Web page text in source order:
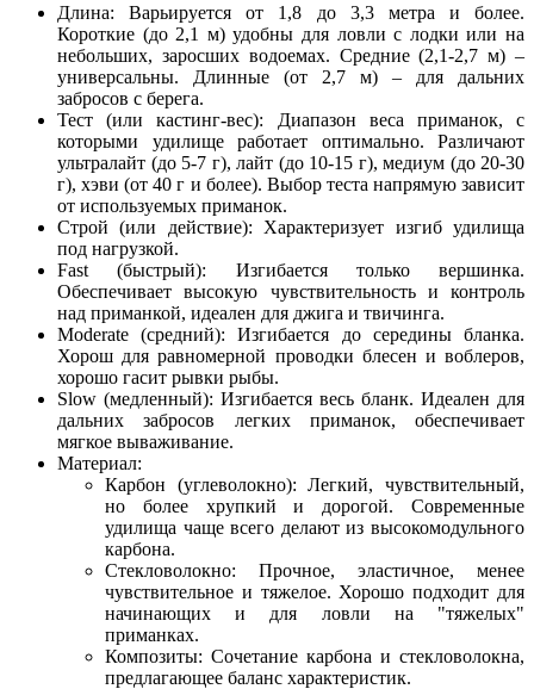
Длина: Варьируется от 1,8 до 3,3 метра и более.
Короткие (до 2,1 м) удобны для ловли с лодки или на
небольших, заросших водоемах. Средние (2,1-2,7 м) –
универсальны. Длинные (от 2,7 м) – для дальних
забросов с берега.
Тест (или кастинг-вес): Диапазон веса приманок, с
которыми удилище работает оптимально. Различают
ультралайт (до 5-7 г), лайт (до 10-15 г), медиум (до 20-30
г), хэви (от 40 г и более). Выбор теста напрямую зависит
от используемых приманок.
Строй (или действие): Характеризует изгиб удилища
под нагрузкой.
Fast (быстрый): Изгибается только вершинка.
Обеспечивает высокую чувствительность и контроль
над приманкой, идеален для джига и твичинга.
Moderate (средний): Изгибается до середины бланка.
Хорош для равномерной проводки блесен и воблеров,
хорошо гасит рывки рыбы.
Slow (медленный): Изгибается весь бланк. Идеален для
дальних забросов легких приманок, обеспечивает
мягкое вываживание.
Материал:
Карбон (углеволокно): Легкий, чувствительный,
но более хрупкий и дорогой. Современные
удилища чаще всего делают из высокомодульного
карбона.
Стекловолокно: Прочное, эластичное, менее
чувствительное и тяжелое. Хорошо подходит для
начинающих и для ловли на "тяжелых"
приманках.
Композиты: Сочетание карбона и стекловолокна,
предлагающее баланс характеристик.